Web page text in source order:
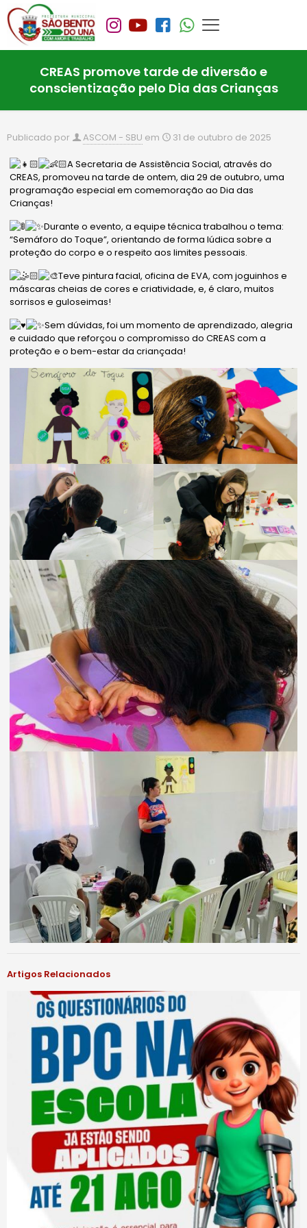
CREAS promove tarde de diversão e
conscientização pelo Dia das Crianças
Publicado por ASCOM - SBU em 31 de outubro de 2025
A Secretaria de Assistência Social, através do
CREAS, promoveu na tarde de ontem, dia 29 de outubro, uma
programação especial em comemoração ao Dia das
Crianças!
Durante o evento, a equipe técnica trabalhou o tema:
“Semáforo do Toque”, orientando de forma lúdica sobre a
proteção do corpo e o respeito aos limites pessoais.
Teve pintura facial, oficina de EVA, com joguinhos e
máscaras cheias de cores e criatividade, e, é claro, muitos
sorrisos e guloseimas!
Sem dúvidas, foi um momento de aprendizado, alegria
e cuidado que reforçou o compromisso do CREAS com a
proteção e o bem-estar da criançada!
Artigos Relacionados